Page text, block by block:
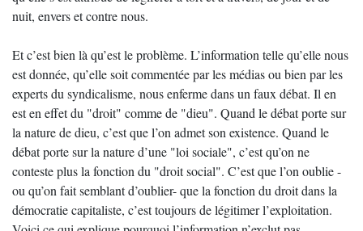
nuit, envers et contre nous.
Et c’est bien là qu’est le problème. L’information telle qu’elle nous
est donnée, qu’elle soit commentée par les médias ou bien par les
experts du syndicalisme, nous enferme dans un faux débat. Il en
est en effet du "droit" comme de "dieu". Quand le débat porte sur
la nature de dieu, c’est que l’on admet son existence. Quand le
débat porte sur la nature d’une "loi sociale", c’est qu’on ne
conteste plus la fonction du "droit social". C’est que l’on oublie -
ou qu’on fait semblant d’oublier- que la fonction du droit dans la
démocratie capitaliste, c’est toujours de légitimer l’exploitation.